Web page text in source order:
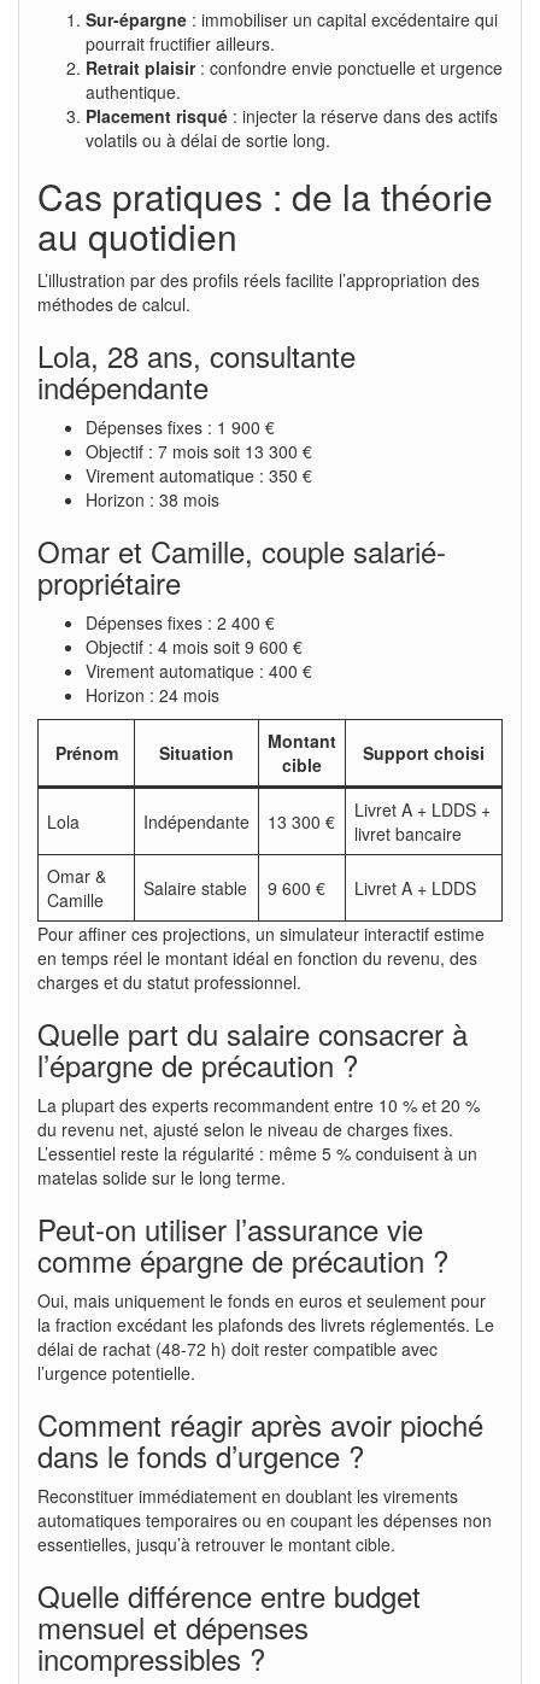
Sur-épargne : immobiliser un capital excédentaire qui
pourrait fructifier ailleurs.
Retrait plaisir: confondre envie ponctuelle et urgence
authentique.
Placement risqué : injecter la réserve dans des actifs
volatils ou à délai de sortie long.
Cas pratiques : de la théorie
au quotidien
L’illustration par des profils réels facilite l’appropriation des
méthodes de calcul.
Lola, 28 ans, consultante
indépendante
Dépenses fixes : 1 900 €
Objectif : 7 mois soit 13 300 €
Virement automatique : 350 €
Horizon : 38 mois
Omar et Camille, couple salarié-
propriétaire
Dépenses fixes : 2 400 €
Objectif : 4 mois soit 9 600 €
Virement automatique : 400 €
Horizon : 24 mois
Prénom Situation
Montant
cible
Support choisi
Lola Indépendante 13 300 €
Livret A + LDDS +
livret bancaire
Omar &
Camille
Salaire stable 9 600 €
Livret A + LDDS
Pour affiner ces projections, un simulateur interactif estime
en temps réel le montant idéal en fonction du revenu, des
charges et du statut professionnel.
Quelle part du salaire consacrer à
l’épargne de précaution ?
La plupart des experts recommandent entre 10 % et 20 %
du revenu net, ajusté selon le niveau de charges fixes.
L’essentiel reste la régularité : même 5 % conduisent à un
matelas solide sur le long terme.
Peut-on utiliser l’assurance vie
comme épargne de précaution ?
Oui, mais uniquement le fonds en euros et seulement pour
la fraction excédant les plafonds des livrets réglementés. Le
délai de rachat (48-72 h) doit rester compatible avec
l’urgence potentielle.
Comment réagir après avoir pioché
dans le fonds d’urgence ?
Reconstituer immédiatement en doublant les virements
automatiques temporaires ou en coupant les dépenses non
essentielles, jusqu’à retrouver le montant cible.
Quelle différence entre budget
mensuel et dépenses
incompressibles ?